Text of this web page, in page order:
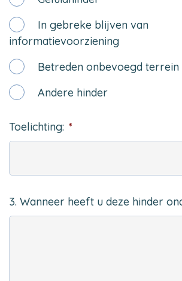
In gebreke blijven van
informatievoorziening
Betreden onbevoegd terrein
Andere hinder
Toelichting: *
3. Wanneer heeft u deze hinder